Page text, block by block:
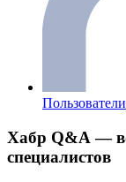
Пользователи
Хабр Q&A —
специалистов